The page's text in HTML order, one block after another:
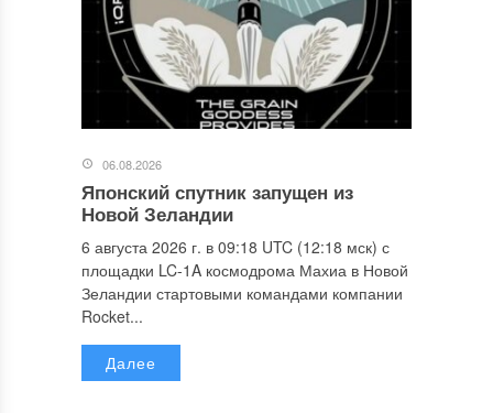
06.08.2026
Японский спутник запущен из
Новой Зеландии
6 августа 2026 г. в 09:18 UTC (12:18 мск) с
площадки LC-1A космодрома Махиа в Новой
Зеландии стартовыми командами компании
Rocket...
Далее